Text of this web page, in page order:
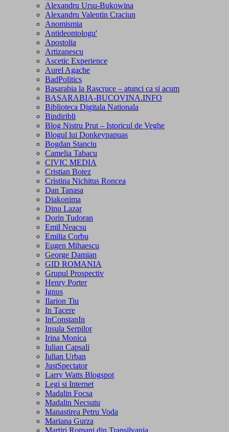
Alexandru Ursu-Bukowina
Alexandru Valentin Craciun
Anomismia
Antideontologu'
Apostolia
Artizanescu
Ascetic Experience
Aurel Agache
BadPolitics
Basarabia la Rascruce – atunci ca si acum
BASARABIA-BUCOVINA.INFO
Biblioteca Digitala Nationala
Bindiribli
Blog Nistru Prut – Istoricul de Veghe
Blogul lui Donkeypapuas
Bogdan Stanciu
Camelia Tabacu
CIVIC MEDIA
Cristian Botez
Cristina Nichitus Roncea
Dan Tanasa
Diakonima
Dinu Lazar
Dorin Tudoran
Emil Neacsu
Emilia Corbu
Eugen Mihaescu
George Damian
GID ROMANIA
Grupul Prospectiv
Henry Porter
Ignus
Ilarion Tiu
In Tacere
InConstanIn
Insula Serpilor
Irina Monica
Iulian Capsali
Iulian Urban
JustSpectator
Larry Watts Blogspot
Legi si Internet
Madalin Focsa
Madalin Necsutu
Manastirea Petru Voda
Mariana Gurza
Martiri Romani din Transilvania